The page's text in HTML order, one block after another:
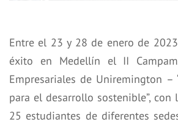
Entre el 23 y 28 de enero de
éxito en Medellín el II
Empresariales de Uniremington –
para el desarrollo sostenible”,
25 estudiantes de diferentes